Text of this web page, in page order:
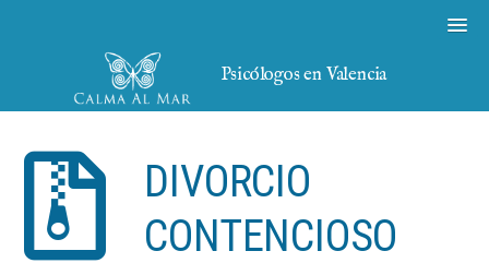
Psicólogos en Valencia
DIVORCIO
CONTENCIOSO